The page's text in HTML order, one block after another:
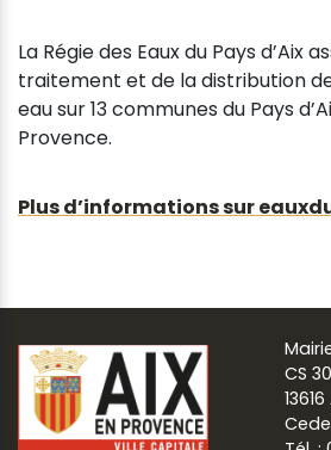
La Régie des Eaux du Pays d’Aix
traitement et de la distribution
eau sur 13 communes du Pays
Provence.
Plus d’informations sur
CS